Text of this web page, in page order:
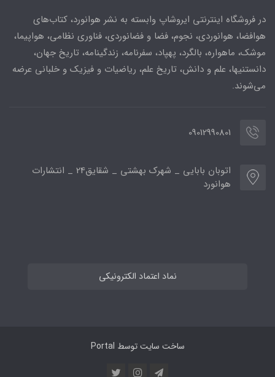
در فروشگاه اینترنتی ایروشاپ وابسته به نشر هوانورد، کتاب‌های
هوافضا، هوانوردی، نجوم، فضا و فضانوردی، فناوری نظامی، هواپیما،
موشک، ماهواره، بالگرد، پهپاد، سفرنامه، زندگینامه، تاریخ جهان،
دانستنیها، علم و دانش، تاریخ علم، ریاضیات و فیزیک و خلبانی عرضه
می‌شوند.
09012990801
اتوبان بابایی _ شهرک بهشتی _ شقایق24 _ انتشارات
هوانورد
نماد اعتماد الکترونیکی
ساخت سایت توسط Portal